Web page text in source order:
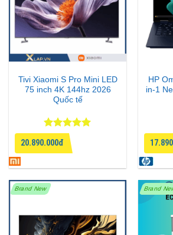
Âm thanh sống động – Dolby
Tivi được tích hợp 2 loa stereo
Tivi Xiaomi S Pro Mini LED
75 inch 4K 144hz 2026
Quốc tế
Được xếp
hạng
55
sao
20.890.000đ
HP
in-1
Brand New Brand